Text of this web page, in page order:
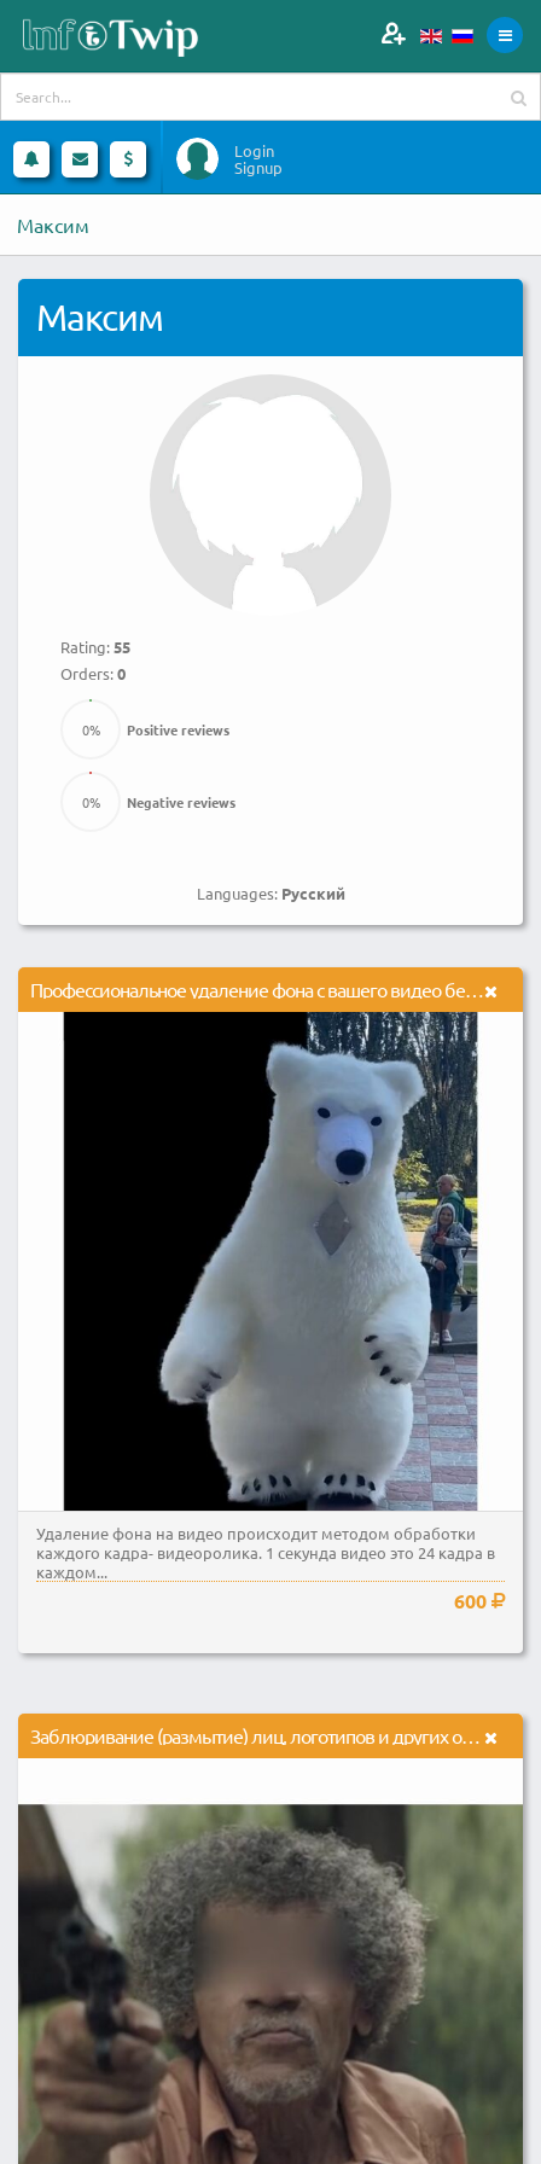
Login
Signup
Максим
Максим
Rating:55
Orders:0
Positive reviews
0%
Negative reviews
0%
Languages: Русский
Профессиональное удаление фона с вашего видео без хромакея
Удаление фона на видео происходит методом обработки
каждого кадра- видеоролика. 1 секунда видео это 24 кадра в
каждом...
600
Заблюривание (размытие) лиц, логотипов и других объектов в видео